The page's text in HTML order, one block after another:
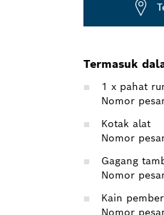
Termasuk
1 x pahat
Nomor
Kotak alat
Nomor
Gagang
Nomor
Kain
Nomor